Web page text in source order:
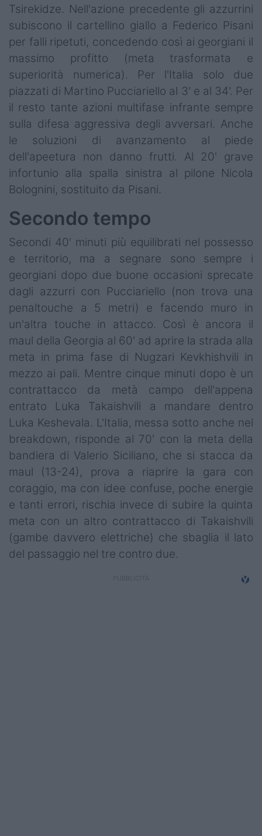
Tsirekidze. Nell'azione precedente gli azzurrini
subiscono il cartellino giallo a Federico Pisani
per falli ripetuti, concedendo così ai georgiani il
massimo profitto (meta trasformata e
superiorità numerica). Per l'Italia solo due
piazzati di Martino Pucciariello al 3' e al 34'. Per
il resto tante azioni multifase infrante sempre
sulla difesa aggressiva degli avversari. Anche
le soluzioni di avanzamento al piede
dell'apeetura non danno frutti. Al 20' grave
infortunio alla spalla sinistra al pilone Nicola
Bolognini, sostituito da Pisani.
Secondo tempo
Secondi 40' minuti più equilibrati nel possesso
e territorio, ma a segnare sono sempre i
georgiani dopo due buone occasioni sprecate
dagli azzurri con Pucciariello (non trova una
penaltouche a 5 metri) e facendo muro in
un'altra touche in attacco. Così è ancora il
maul della Georgia al 60' ad aprire la strada alla
meta in prima fase di Nugzari Kevkhishvili in
mezzo ai pali. Mentre cinque minuti dopo è un
contrattacco da metà campo dell'appena
entrato Luka Takaishvili a mandare dentro
Luka Keshevala. L'Italia, messa sotto anche nel
breakdown, risponde al 70' con la meta della
bandiera di Valerio Siciliano, che si stacca da
maul (13-24), prova a riaprire la gara con
coraggio, ma con idee confuse, poche energie
e tanti errori, rischia invece di subire la quinta
meta con un altro contrattacco di Takaishvili
(gambe davvero elettriche) che sbaglia il lato
del passaggio nel tre contro due.